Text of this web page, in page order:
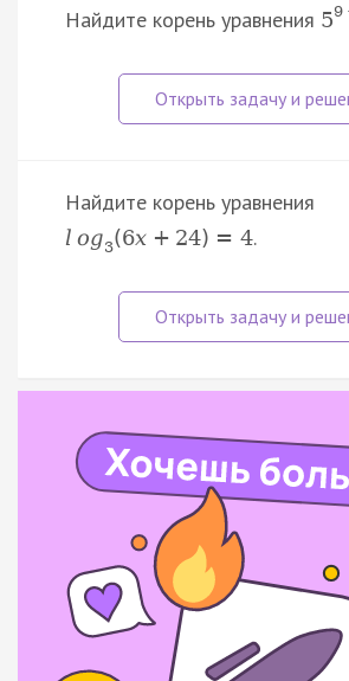
Найдите корень уравнения 59
Найдите корень уравнения
l og3(6x + 24) = 4.